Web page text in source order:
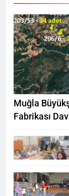
Muğla
Fabrikası